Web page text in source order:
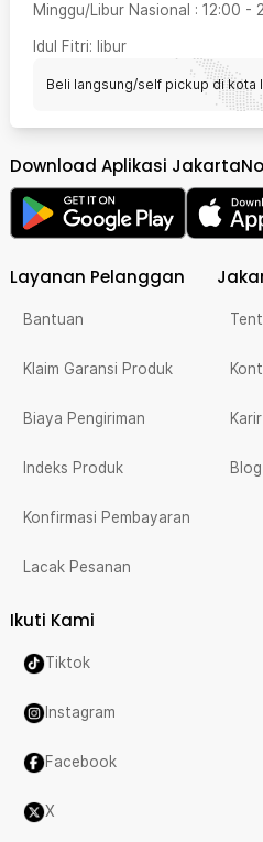
Minggu/Libur Nasional : 12:00 -
Idul Fitri: libur
Beli langsung/self pickup di kota
Download Aplikasi
Layanan Pelanggan
Bantuan
Klaim Garansi Produk
Biaya Pengiriman
Indeks Produk
Konfirmasi Pembayaran
Lacak Pesanan
Karir
Blog
Ikuti Kami
Tiktok
Instagram
Facebook
X